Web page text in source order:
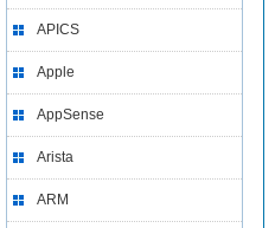
APICS
Apple
AppSense
Arista
ARM